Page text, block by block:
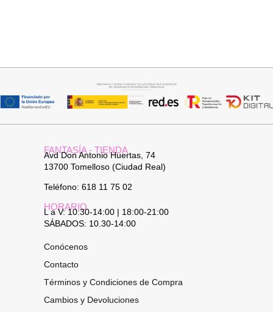
FANTASÍA - TIENDA
Avd Don Antonio Huertas, 74
13700 Tomelloso (Ciudad Real)
Teléfono: 618 11 75 02
HORARIO
L a V: 10:30-14:00 | 18:00-21:00
SÁBADOS: 10.30-14:00
Conócenos
Contacto
Términos y Condiciones de Compra
Cambios y Devoluciones